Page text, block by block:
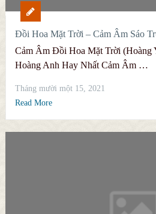
Đồi Hoa Mặt Trời – Cảm Âm Sáo
Cảm Âm Đồi Hoa Mặt Trời (Hoàng
Hoàng Anh Hay Nhất Cảm Âm …
Tháng mười một 15, 2021
Read More